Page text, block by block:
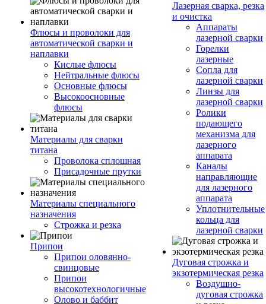
Флюсы и проволоки для
автоматической сварки и
наплавки
Кислые флюсы
Нейтральные флюсы
Основные флюсы
Высокоосновные
флюсы
Материалы для сварки
титана
Проволока сплошная
Присадочные прутки
Материалы специального
назначения
Строжка и резка
Припои
Припои оловянно-
свинцовые
Припои
высокотехнологичные
Олово и баббит
Лазерная сварка, резка
и очистка
Аппараты
лазерной сварки
Горелки
лазерные
Сопла для
лазерной сварки
Линзы для
лазерной сварки
Ролики
подающего
механизма для
лазерного
аппарата
Каналы
направляющие
для лазерного
аппарата
Уплотнительные
кольца для
лазерной сварки
Дуговая строжка и
экзотермическая резка
Воздушно-
дуговая строжка